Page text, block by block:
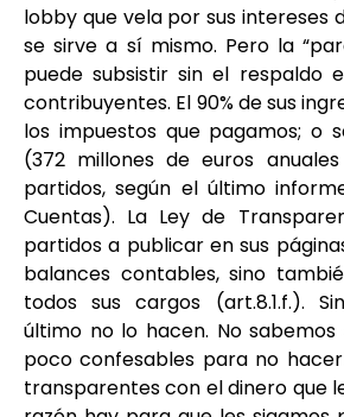
lobby que vela por sus intereses
se sirve a sí mismo. Pero la
puede subsistir sin el respaldo
contribuyentes. El 90% de sus
los impuestos que pagamos; o
(372 millones de euros
partidos, según el último
Cuentas). La Ley de
partidos a publicar en sus
balances contables, sino
todos sus cargos (art.8.1.f.).
último no lo hacen. No
poco confesables para no
transparentes con el dinero que